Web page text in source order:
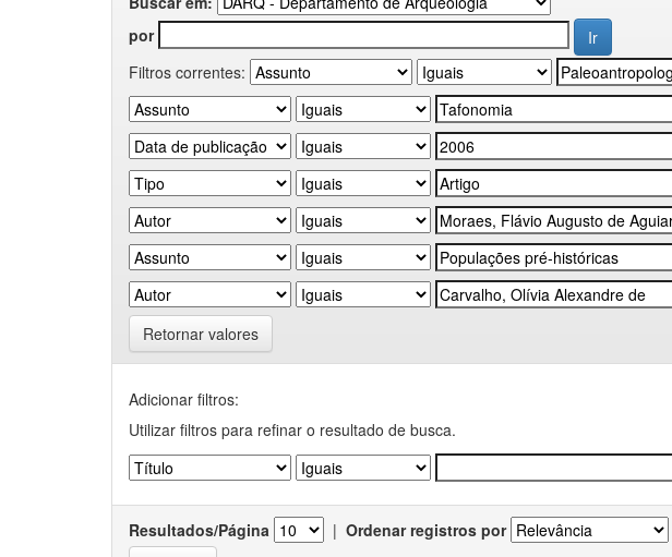
por
Filtros correntes:
Retornar valores
Adicionar filtros:
Utilizar filtros para refinar o resultado de busca.
Resultados/Página | Ordenar registros por